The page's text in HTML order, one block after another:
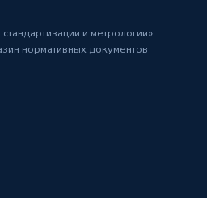
и метрологии».
нормативных документов